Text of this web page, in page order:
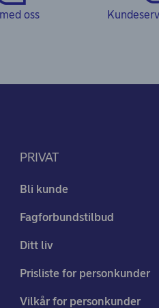
oss
PRIVAT
Bli kunde
Fagforbundstilbud
Ditt liv
Prisliste for personkunder
Vilkår for personkunder